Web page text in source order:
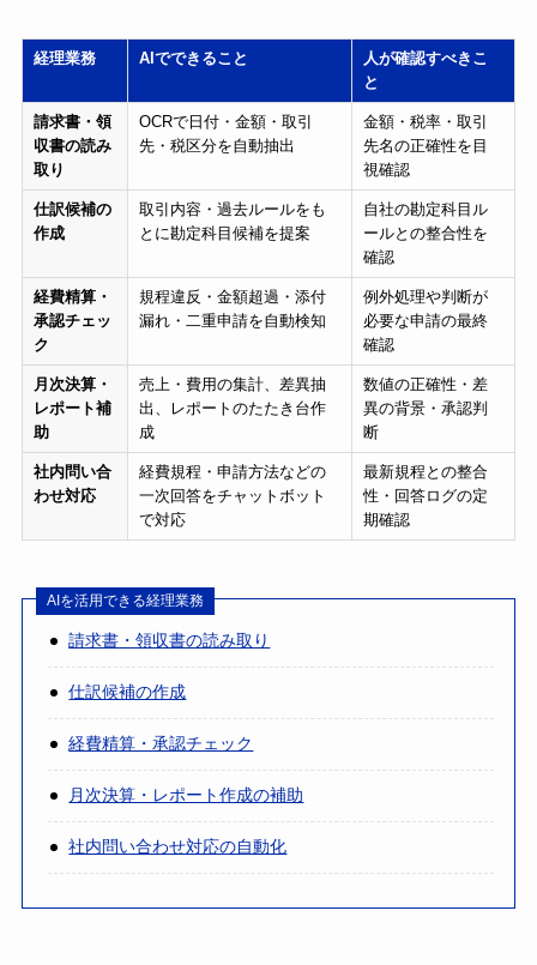
経理業務 AIでできること
人が確認すべきこ
と
請求書・領
収書の読み
取り
OCRで日付・金額・取引
先・税区分を自動抽出
金額・税率・取引
先名の正確性を目
視確認
仕訳候補の
作成
取引内容・過去ルールをも
とに勘定科目候補を提案
自社の勘定科目ル
ールとの整合性を
確認
経費精算・
承認チェッ
ク
規程違反・金額超過・添付
漏れ・二重申請を自動検知
例外処理や判断が
必要な申請の最終
確認
月次決算・
レポート補
助
売上・費用の集計、差異抽
出、レポートのたたき台作
成
数値の正確性・差
異の背景・承認判
断
社内問い合
わせ対応
経費規程・申請方法などの
一次回答をチャットボット
で対応
最新規程との整合
性・回答ログの定
期確認
AIを活用できる経理業務
請求書・領収書の読み取り
仕訳候補の作成
経費精算・承認チェック
月次決算・レポート作成の補助
社内問い合わせ対応の自動化